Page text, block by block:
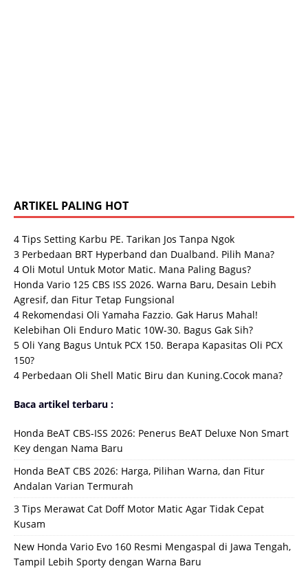
ARTIKEL PALING HOT
4 Tips Setting Karbu PE. Tarikan Jos Tanpa Ngok
3 Perbedaan BRT Hyperband dan Dualband. Pilih Mana?
4 Oli Motul Untuk Motor Matic. Mana Paling Bagus?
Honda Vario 125 CBS ISS 2026. Warna Baru, Desain Lebih
Agresif, dan Fitur Tetap Fungsional
4 Rekomendasi Oli Yamaha Fazzio. Gak Harus Mahal!
Kelebihan Oli Enduro Matic 10W-30. Bagus Gak Sih?
5 Oli Yang Bagus Untuk PCX 150. Berapa Kapasitas Oli PCX
150?
4 Perbedaan Oli Shell Matic Biru dan Kuning.Cocok mana?
Baca artikel terbaru :
Honda BeAT CBS-ISS 2026: Penerus BeAT Deluxe Non Smart
Key dengan Nama Baru
Honda BeAT CBS 2026: Harga, Pilihan Warna, dan Fitur
Andalan Varian Termurah
3 Tips Merawat Cat Doff Motor Matic Agar Tidak Cepat
Kusam
New Honda Vario Evo 160 Resmi Mengaspal di Jawa Tengah,
Tampil Lebih Sporty dengan Warna Baru